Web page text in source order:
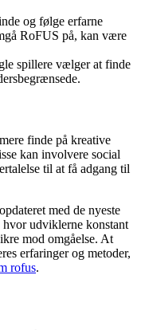
og følge erfarne
RoFUS på, kan være
spillere vælger at finde
finde på kreative
kan involvere social
til at få adgang til
med de nyeste
udviklerne konstant
mod omgåelse. At
erfaringer og metoder,
rofus.